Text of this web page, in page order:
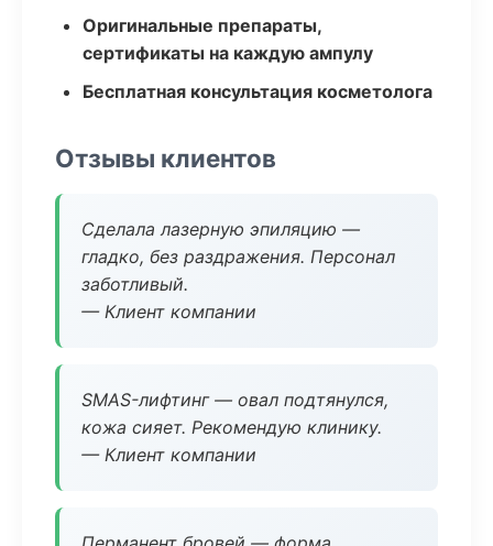
Оригинальные препараты,
сертификаты на каждую ампулу
Бесплатная консультация косметолога
Отзывы клиентов
Сделала лазерную эпиляцию —
гладко, без раздражения. Персонал
заботливый.
— Клиент компании
SMAS-лифтинг — овал подтянулся,
кожа сияет. Рекомендую клинику.
— Клиент компании